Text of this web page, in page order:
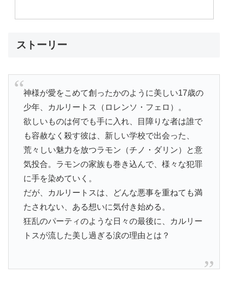
ストーリー
神様が愛をこめて創ったかのように美しい17歳の
少年、カルリートス（ロレンソ・フェロ）。
欲しいものは何でも手に入れ、目障りな者は誰で
も容赦なく殺す彼は、新しい学校で出会った、
荒々しい魅力を放つラモン（チノ・ダリン）と意
気投合。ラモンの家族も巻き込んで、様々な犯罪
に手を染めていく。
だが、カルリートスは、どんな悪事を重ねても満
たされない、ある想いに気付き始める。
狂乱のパーティのような日々の最後に、カルリー
トスが流した美し過ぎる涙の理由とは？